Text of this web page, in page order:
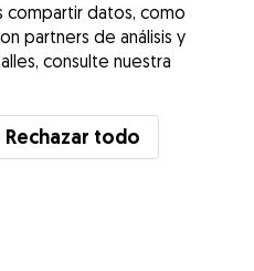
Cristina
de Gudog? Ver más
compartir datos, como
partners de análisis y
consulte nuestra
Rechazar todo